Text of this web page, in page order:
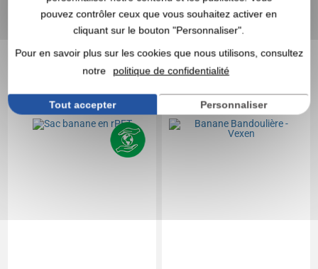
Marquage non compris
En stock: 17 774 articles
DEVIS EXPRESS
Marquage non compris
En stock: 17 390 articles
DEVIS EXPRESS
Réf. 00041V0150654 Réf. 00053V0192684
pouvez contrôler ceux que vous souhaitez activer en
cliquant sur le bouton "Personnaliser".
Pour en savoir plus sur les cookies que nous utilisons, consultez
notre
politique de confidentialité
Tout accepter Personnaliser